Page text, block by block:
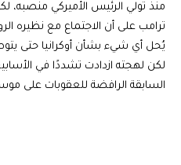
منذ تولي الرئيس الأميركي
ترامب على أن الاجتماع مع نظيره
يُحل أي شيء بشأن أوكرانيا حتى
لكن لهجته ازدادت تشددًا في
السابقة الرافضة للعقوبات على